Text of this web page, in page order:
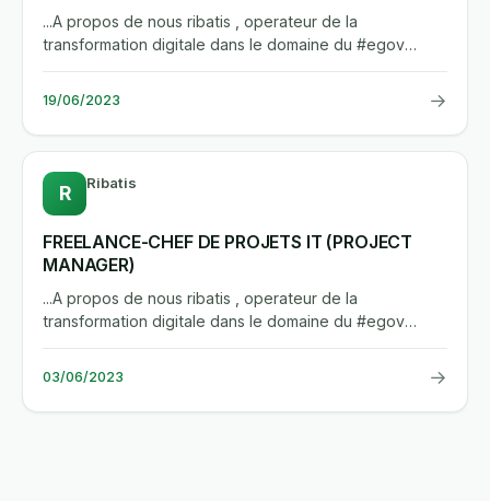
...A propos de nous ribatis , operateur de la
transformation digitale dans le domaine du #egov
description du...
19/06/2023 →
R Ribatis
FREELANCE-CHEF DE PROJETS IT (PROJECT
MANAGER)
...A propos de nous ribatis , operateur de la
transformation digitale dans le domaine du #egov
description du...
03/06/2023 →